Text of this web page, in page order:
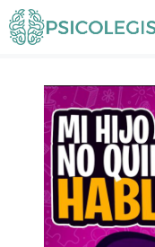
Saltar
al